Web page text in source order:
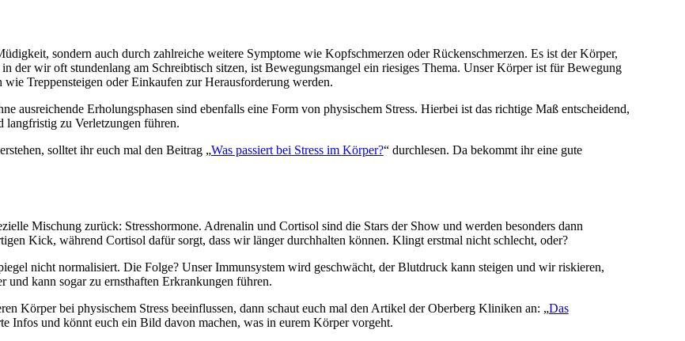
sondern auch durch zahlreiche weitere Symptome wie Kopfschmerzen oder Rückenschmerzen. Es ist der Körper,
der wir oft stundenlang am Schreibtisch sitzen, ist Bewegungsmangel ein riesiges Thema. Unser Körper ist für Bewegung
Treppensteigen oder Einkaufen zur Herausforderung werden.
ausreichende Erholungsphasen sind ebenfalls eine Form von physischem Stress. Hierbei ist das richtige Maß entscheidend,
langfristig zu Verletzungen führen.
solltet ihr euch mal den Beitrag „Was passiert bei Stress im Körper?“ durchlesen. Da bekommt ihr eine gute
Mischung zurück: Stresshormone. Adrenalin und Cortisol sind die Stars der Show und werden besonders dann
Kick, während Cortisol dafür sorgt, dass wir länger durchhalten können. Klingt erstmal nicht schlecht, oder?
nicht normalisiert. Die Folge? Unser Immunsystem wird geschwächt, der Blutdruck kann steigen und wir riskieren,
kann sogar zu ernsthaften Erkrankungen führen.
Körper bei physischem Stress beeinflussen, dann schaut euch mal den Artikel der Oberberg Kliniken an: „Das
Infos und könnt euch ein Bild davon machen, was in eurem Körper vorgeht.